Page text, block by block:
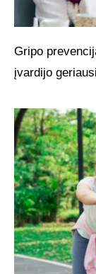
Gripo
įvardijo